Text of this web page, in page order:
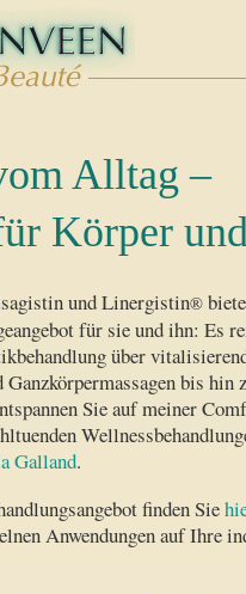
Alltag –
Körper
und Linergistin®
für sie und ihn: Es
über
bis hin
Sie auf meiner
Galland.
finden Sie
An­wendungen auf Ihre